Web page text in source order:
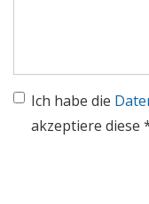
Ich habe die
akzeptiere diese